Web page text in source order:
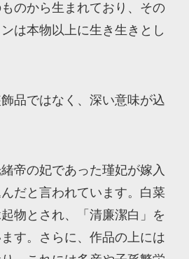
のから生まれており、その
は本物以上に生き生きとし
品ではなく、深い意味が込
帝の妃であった瑾妃が嫁入
だと言われています。白菜
物とされ、「清廉潔白」を
す。さらに、作品の上には